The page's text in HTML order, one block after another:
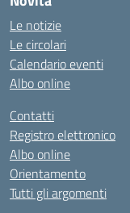
Le notizie
Le circolari
Calendario eventi
Albo online
Contatti
Registro elettronico
Albo online
Orientamento
Tutti gli argomenti